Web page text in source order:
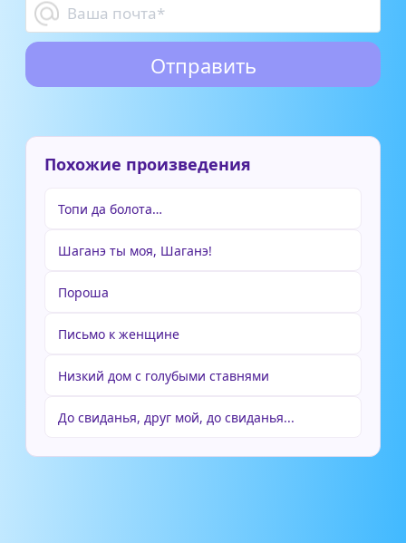
Похожие произведения
Топи да болота…
Шаганэ ты моя, Шаганэ!
Пороша
Письмо к женщине
Низкий дом с голубыми ставнями
До свиданья, друг мой, до свиданья...